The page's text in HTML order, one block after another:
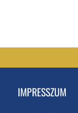
IMPRESSZUM